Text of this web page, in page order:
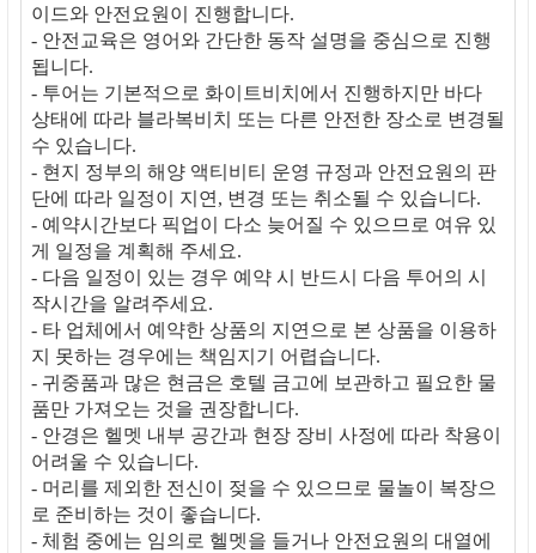
이드와 안전요원이 진행합니다.
- 안전교육은 영어와 간단한 동작 설명을 중심으로 진행
됩니다.
- 투어는 기본적으로 화이트비치에서 진행하지만 바다
상태에 따라 블라복비치 또는 다른 안전한 장소로 변경될
수 있습니다.
- 현지 정부의 해양 액티비티 운영 규정과 안전요원의 판
단에 따라 일정이 지연, 변경 또는 취소될 수 있습니다.
- 예약시간보다 픽업이 다소 늦어질 수 있으므로 여유 있
게 일정을 계획해 주세요.
- 다음 일정이 있는 경우 예약 시 반드시 다음 투어의 시
작시간을 알려주세요.
- 타 업체에서 예약한 상품의 지연으로 본 상품을 이용하
지 못하는 경우에는 책임지기 어렵습니다.
- 귀중품과 많은 현금은 호텔 금고에 보관하고 필요한 물
품만 가져오는 것을 권장합니다.
- 안경은 헬멧 내부 공간과 현장 장비 사정에 따라 착용이
어려울 수 있습니다.
- 머리를 제외한 전신이 젖을 수 있으므로 물놀이 복장으
로 준비하는 것이 좋습니다.
- 체험 중에는 임의로 헬멧을 들거나 안전요원의 대열에